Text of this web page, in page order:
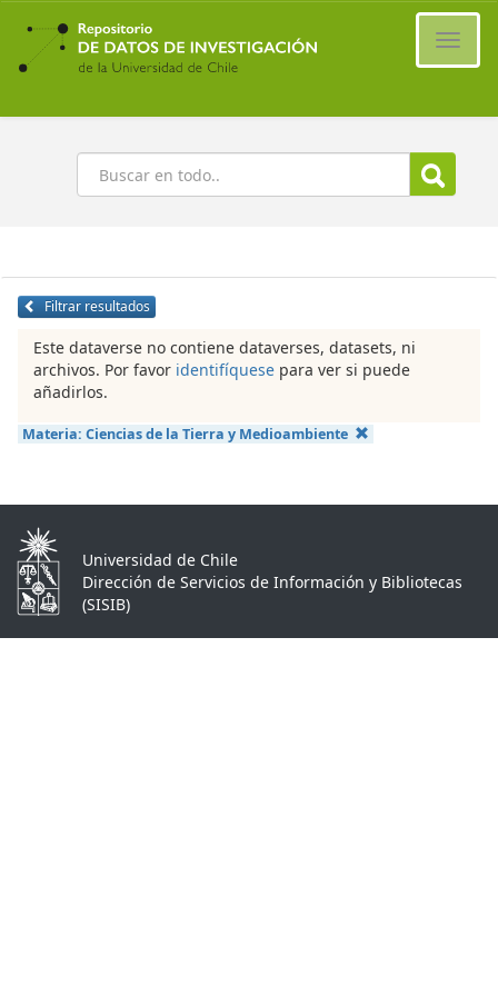
Ir
contenido
principal
Buscar
Filtrar resultados
Este dataverse no contiene dataverses, datasets, ni
archivos. Por favor identifíquese para ver si puede
añadirlos.
Materia: Ciencias de la Tierra y Medioambiente
Universidad de Chile
Dirección de Servicios de Información y Bibliotecas
(SISIB)